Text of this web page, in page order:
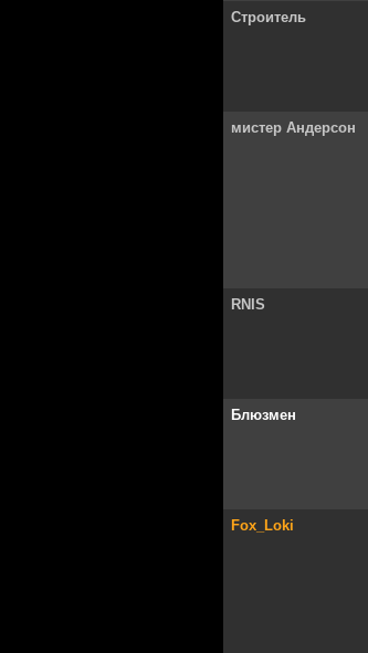
Строитель
мистер Андерсон
RNIS
Блюзмен
Fox_Loki